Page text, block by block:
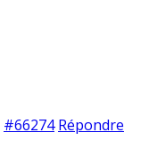
#66274 Répondre